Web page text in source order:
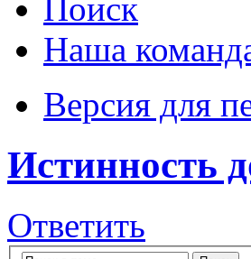
Поиск
Наша
Версия для
Истинность
Ответить